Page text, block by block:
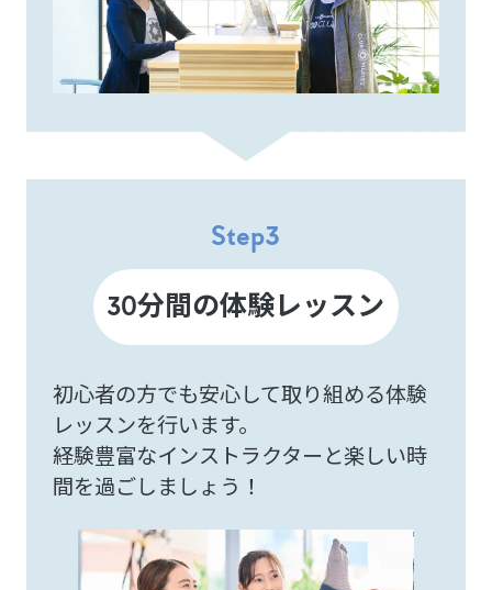
Step3
30分間の体験レッスン
初心者の方でも安心して取り組める体験
レッスンを行います。
経験豊富なインストラクターと楽しい時
間を過ごしましょう！